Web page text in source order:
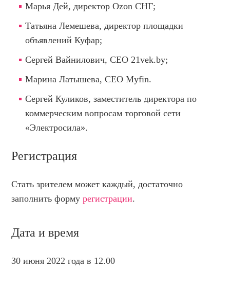
Марья Дей, директор Ozon СНГ;
Татьяна Лемешева, директор площадки
объявлений Куфар;
Сергей Вайнилович, CEO 21vek.by;
Марина Латышева, CEO Myfin.
Сергей Куликов, заместитель директора по
коммерческим вопросам торговой сети
«Электросила».
Регистрация
Стать зрителем может каждый, достаточно
заполнить формурегистрации.
Дата и время
30 июня 2022 года в 12.00